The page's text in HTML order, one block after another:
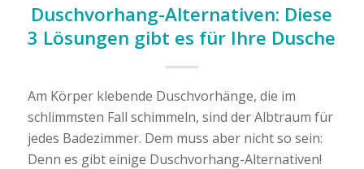
Duschvorhang-Alternativen: Diese
3 Lösungen gibt es für Ihre Dusche
Am Körper klebende Duschvorhänge, die im
schlimmsten Fall schimmeln, sind der Albtraum für
jedes Badezimmer. Dem muss aber nicht so sein:
Denn es gibt einige Duschvorhang-Alternativen!